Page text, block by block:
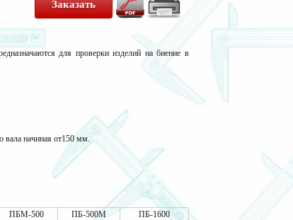
для проверки изделий на биение в
вала начиная от150 мм.
ПБМ-500 ПБ-500М
ПБ-1600